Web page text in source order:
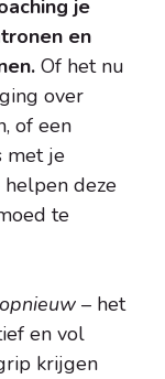
je
en
Of het nu
over
of een
met je
deze
te
– het
en vol
krijgen